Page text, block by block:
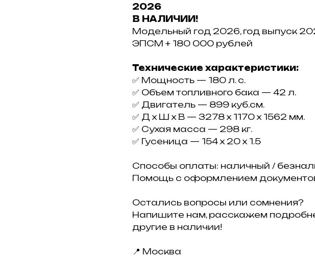
2026
B HAЛИЧИИ!
Мoдельный гoд 2026, год выпуcк
ЭПСМ + 180 000 рублей
Технические характеристики:
✅ Мощность — 180 л. с.
✅ Объем топливного бака — 42 л.
✅ Двигатель — 899 куб.см.
✅ Д х Ш х В — 3278 x 1170 x 1562 мм.
✅ Сухая масса — 298 кг.
✅ Гуcеницa — 154 x 20 x 1.5
Способы оплаты: наличный /
Помощь с оформлением
Остались вопросы или сомнения?
Напишите нам, расскажем
другие в наличии!
📍 Москва